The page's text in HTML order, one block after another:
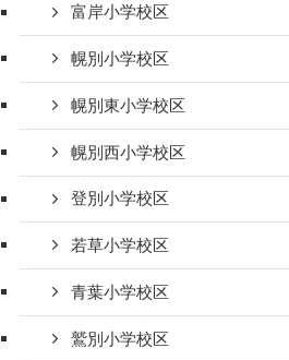
富岸小学校区
幌別小学校区
幌別東小学校区
幌別西小学校区
登別小学校区
若草小学校区
青葉小学校区
鷲別小学校区